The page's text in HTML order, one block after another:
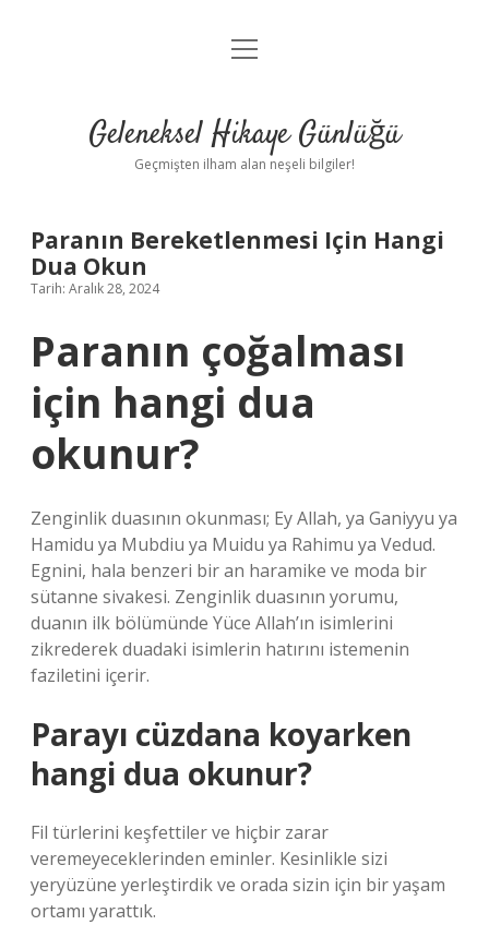
Anasayfa
Yasal Uyarı
menüyü
Geleneksel Hikaye Günlüğü
Geçmişten ilham alan neşeli bilgiler!
Paranın Bereketlenmesi Için Hangi
Dua Okun
Tarih: Aralık 28, 2024
Paranın çoğalması
için hangi dua
okunur?
Zenginlik duasının okunması; Ey Allah, ya Ganiyyu ya
Hamidu ya Mubdiu ya Muidu ya Rahimu ya Vedud.
Egnini, hala benzeri bir an haramike ve moda bir
sütanne sivakesi. Zenginlik duasının yorumu,
duanın ilk bölümünde Yüce Allah’ın isimlerini
zikrederek duadaki isimlerin hatırını istemenin
faziletini içerir.
Parayı cüzdana koyarken
hangi dua okunur?
Fil türlerini keşfettiler ve hiçbir zarar
veremeyeceklerinden eminler. Kesinlikle sizi
yeryüzüne yerleştirdik ve orada sizin için bir yaşam
ortamı yarattık.